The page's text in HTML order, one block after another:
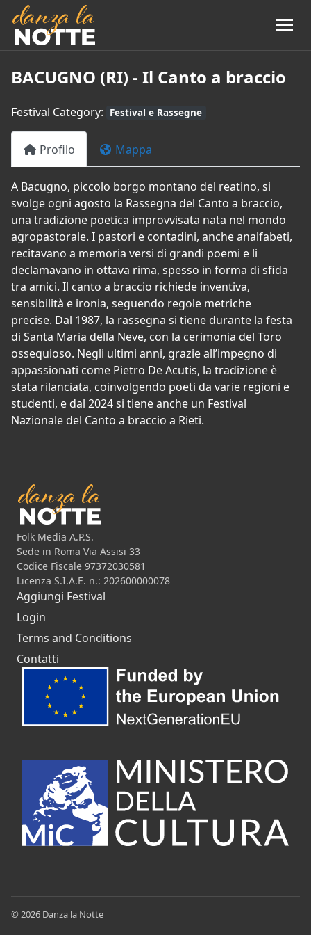
BACUGNO (RI) - Il Canto a braccio
Festival Category: Festival e Rassegne
Profilo Mappa
A Bacugno, piccolo borgo montano del reatino, si
svolge ogni agosto la Rassegna del Canto a braccio,
una tradizione poetica improvvisata nata nel mondo
agropastorale. I pastori e contadini, anche analfabeti,
recitavano a memoria versi di grandi poemi e li
declamavano in ottava rima, spesso in forma di sfida
tra amici. Il canto a braccio richiede inventiva,
sensibilità e ironia, seguendo regole metriche
precise. Dal 1987, la rassegna si tiene durante la festa
di Santa Maria della Neve, con la cerimonia del Toro
ossequioso. Negli ultimi anni, grazie all’impegno di
appassionati come Pietro De Acutis, la tradizione è
stata rilanciata, coinvolgendo poeti da varie regioni e
studenti, e dal 2024 si tiene anche un Festival
Nazionale del Canto a braccio a Rieti.
Folk Media A.P.S.
Sede in Roma Via Assisi 33
Codice Fiscale 97372030581
Licenza S.I.A.E. n.: 202600000078
Aggiungi Festival
Login
Terms and Conditions
Contatti
© 2026 Danza la Notte